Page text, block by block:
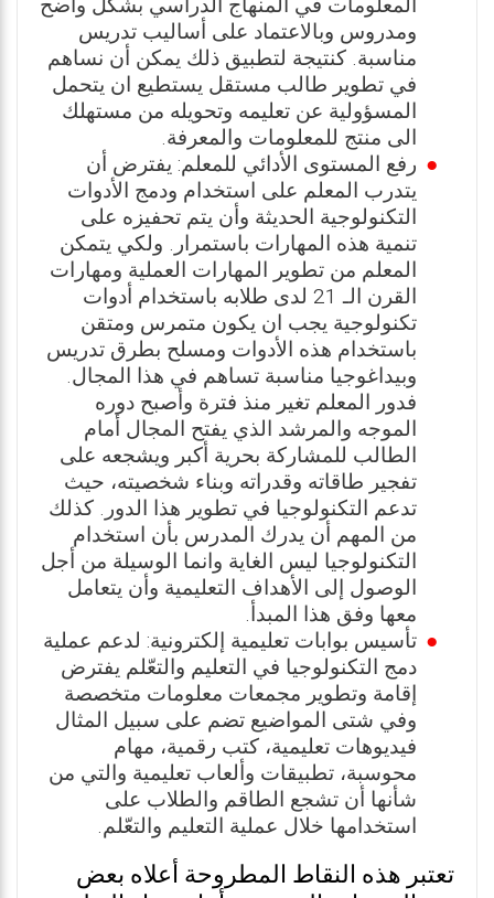
ومدروس وبالاعتماد على أساليب تدريس
مناسبة. كنتيجة لتطبيق ذلك يمكن أن نساهم
في تطوير طالب مستقل يستطيع ان يتحمل
المسؤولية عن تعليمه وتحويله من مستهلك
الى منتج للمعلومات والمعرفة.
رفع المستوى الأدائي للمعلم: يفترض أن
يتدرب المعلم على استخدام ودمج الأدوات
التكنولوجية الحديثة وأن يتم تحفيزه على
تنمية هذه المهارات باستمرار. ولكي يتمكن
المعلم من تطوير المهارات العملية ومهارات
القرن الـ 21 لدى طلابه باستخدام أدوات
تكنولوجية يجب ان يكون متمرس ومتقن
باستخدام هذه الأدوات ومسلح بطرق تدريس
وبيداغوجيا مناسبة تساهم في هذا المجال.
فدور المعلم تغير منذ فترة وأصبح دوره
الموجه والمرشد الذي يفتح المجال أمام
الطالب للمشاركة بحرية أكبر ويشجعه على
تفجير طاقاته وقدراته وبناء شخصيته، حيث
تدعم التكنولوجيا في تطوير هذا الدور. كذلك
من المهم أن يدرك المدرس بأن استخدام
التكنولوجيا ليس الغاية وانما الوسيلة من أجل
الوصول إلى الأهداف التعليمية وأن يتعامل
معها وفق هذا المبدأ.
تأسيس بوابات تعليمية إلكترونية: لدعم عملية
دمج التكنولوجيا في التعليم والتعّلم يفترض
إقامة وتطوير مجمعات معلومات متخصصة
وفي شتى المواضيع تضم على سبيل المثال
فيديوهات تعليمية، كتب رقمية، مهام
محوسبة، تطبيقات وألعاب تعليمية والتي من
شأنها أن تشجع الطاقم والطلاب على
استخدامها خلال عملية التعليم والتعّلم.
تعتبر هذه النقاط المطروحة أعلاه بعض